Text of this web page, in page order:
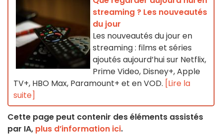
streaming ? Les nouveautés
du jour
Les nouveautés du jour en
streaming : films et séries
ajoutés aujourd’hui sur Netflix,
Prime Video, Disney+, Apple
TV+, HBO Max, Paramount+ et en VOD. [Lire la
suite]
Cette page peut contenir des éléments assistés
par IA, plus d’information ici.